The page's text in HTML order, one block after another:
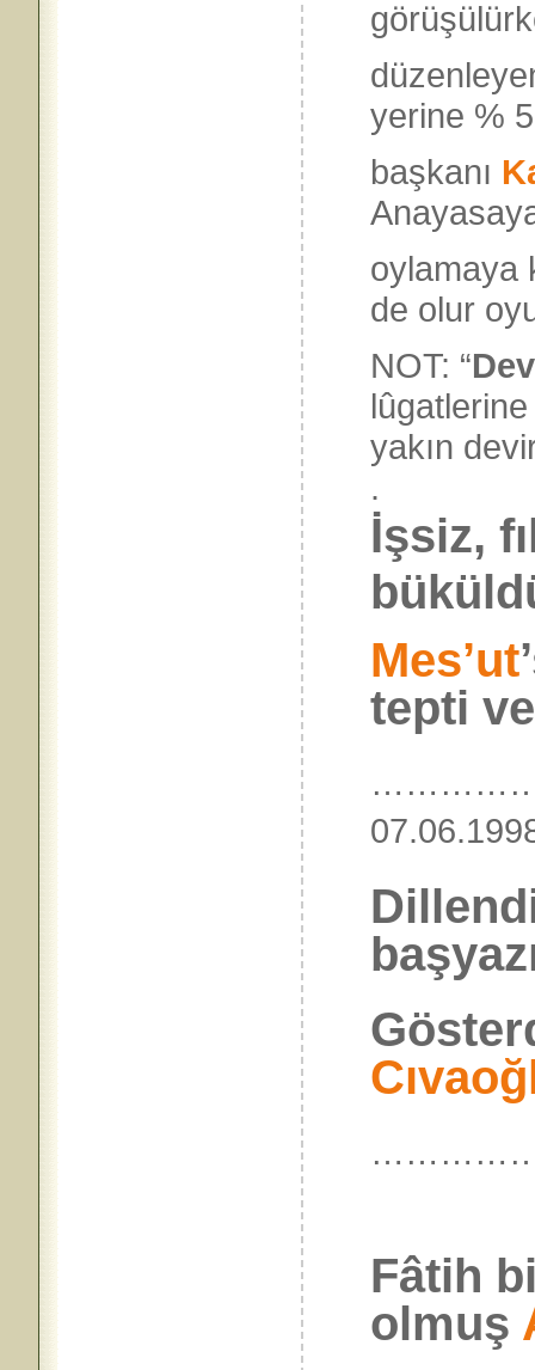
yerine %
başkanı
oylamaya
de olur
NOT: “
yakın
İşsiz,
Mes’ut
tepti
Fâtih
olmuş